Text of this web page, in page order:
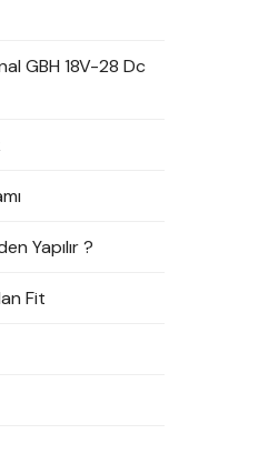
GBH 18V-28 Dc
Yapılır ?
Fit